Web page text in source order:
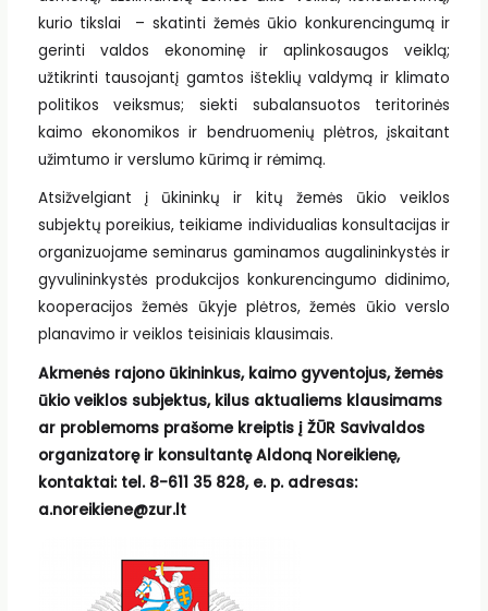
kurio tikslai – skatinti žemės ūkio konkurencingumą ir
gerinti valdos ekonominę ir aplinkosaugos veiklą;
užtikrinti tausojantį gamtos išteklių valdymą ir klimato
politikos veiksmus; siekti subalansuotos teritorinės
kaimo ekonomikos ir bendruomenių plėtros, įskaitant
užimtumo ir verslumo kūrimą ir rėmimą.
Atsižvelgiant į ūkininkų ir kitų žemės ūkio veiklos
subjektų poreikius, teikiame individualias konsultacijas ir
organizuojame seminarus gaminamos augalininkystės ir
gyvulininkystės produkcijos konkurencingumo didinimo,
kooperacijos žemės ūkyje plėtros, žemės ūkio verslo
planavimo ir veiklos teisiniais klausimais.
Akmenės rajono ūkininkus, kaimo gyventojus, žemės
ūkio veiklos subjektus, kilus aktualiems klausimams
ar problemoms prašome kreiptis į ŽŪR Savivaldos
organizatorę ir konsultantę Aldoną Noreikienę,
kontaktai: tel. 8-611 35 828, e. p. adresas:
a.noreikiene@zur.lt